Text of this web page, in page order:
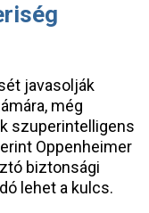
javasolják
még
szuperintelligens
Oppenheimer
biztonsági
lehet a kulcs.